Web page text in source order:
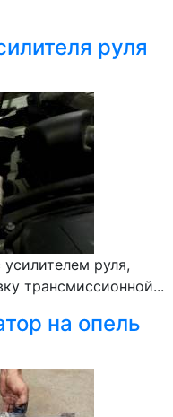
руля
руля,
трансмиссионной...
на опель